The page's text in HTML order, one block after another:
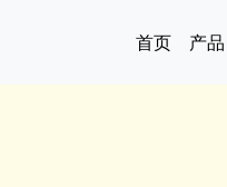
Main
首页 产品